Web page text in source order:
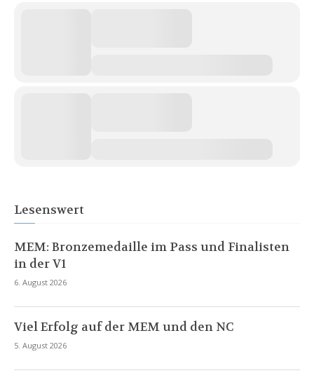
Lesenswert
MEM: Bronzemedaille im Pass und Finalisten
in der V1
6. August 2026
Viel Erfolg auf der MEM und den NC
5. August 2026